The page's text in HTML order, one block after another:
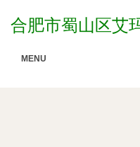
合肥市蜀山区艾
MENU